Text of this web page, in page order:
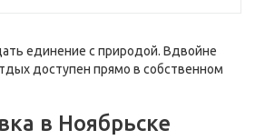
единение с природой. Вдвойне
доступен прямо в собственном
в Ноябрьске